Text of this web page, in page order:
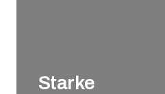
Starke